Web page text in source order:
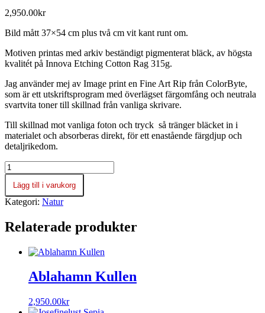
2,950.00kr
Bild mått 37×54 cm plus två cm vit kant runt om.
Motiven printas med arkiv beständigt pigmenterat bläck, av högsta
kvalitét på Innova Etching Cotton Rag 315g.
Jag använder mej av Image print en Fine Art Rip från ColorByte,
som är ett utskriftsprogram med överlägset färgomfång och neutrala
svartvita toner till skillnad från vanliga skrivare.
Till skillnad mot vanliga foton och tryck så tränger bläcket in i
materialet och absorberas direkt, för ett enastående färgdjup och
detaljrikedom.
Glenfinnan
Viadukten
Skottland
mängd
Lägg till i varukorg
Kategori: Natur
Relaterade produkter
Ablahamn Kullen
2,950.00kr